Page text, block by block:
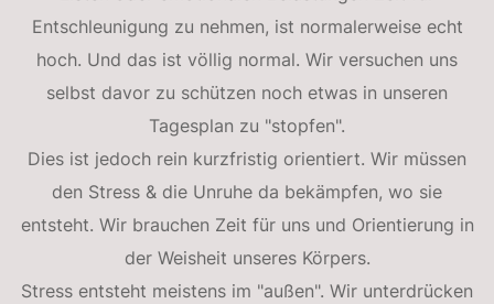
Entschleunigung zu nehmen, ist normalerweise echt
hoch. Und das ist völlig normal. Wir versuchen uns
selbst davor zu schützen noch etwas in unseren
Tagesplan zu "stopfen".
Dies ist jedoch rein kurzfristig orientiert. Wir müssen
den Stress & die Unruhe da bekämpfen, wo sie
entsteht. Wir brauchen Zeit für uns und Orientierung in
der Weisheit unseres Körpers.
Stress entsteht meistens im "außen". Wir unterdrücken